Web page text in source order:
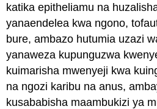
katika epitheliamu na
yanaendelea kwa ngono,
bure, ambazo hutumia uzazi
yanaweza kupunguzwa
kuimarisha mwenyeji kwa
na ngozi karibu na anus,
kusababisha maambukizi ya